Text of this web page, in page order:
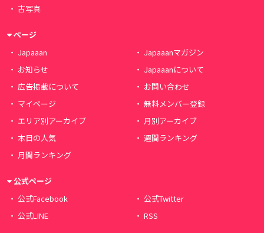
古写真
ページ
Japaaan
Japaaanマガジン
お知らせ
Japaaanについて
広告掲載について
お問い合わせ
マイページ
無料メンバー登録
エリア別アーカイブ
月別アーカイブ
本日の人気
週間ランキング
月間ランキング
公式ページ
公式Facebook
公式Twitter
公式LINE
RSS